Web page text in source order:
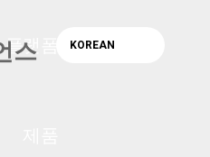
KOREAN
플랫폼 기술